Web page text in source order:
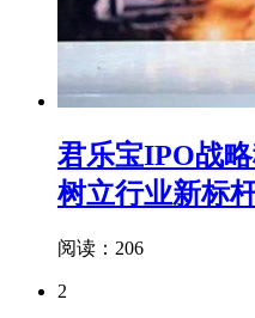
君乐宝IPO战
树立行业新标
阅读：206
2